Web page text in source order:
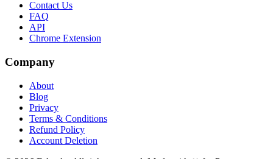
Contact Us
FAQ
API
Chrome Extension
Company
About
Blog
Privacy
Terms & Conditions
Refund Policy
Account Deletion